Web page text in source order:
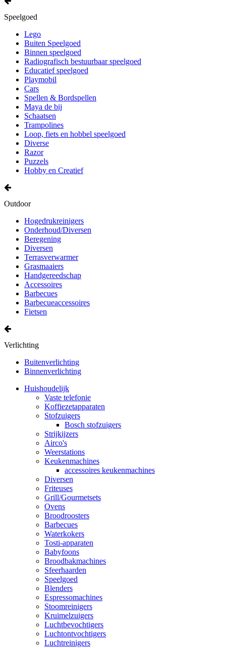
Speelgoed
Lego
Buiten Speelgoed
Binnen speelgoed
Radiografisch bestuurbaar speelgoed
Educatief speelgoed
Playmobil
Cars
Spellen & Bordspellen
Maya de bij
Schaatsen
Trampolines
Loop, fiets en hobbel speelgoed
Diverse
Razor
Puzzels
Hobby en Creatief
Outdoor
Hogedrukreinigers
Onderhoud/Diversen
Beregening
Diversen
Terrasverwarmer
Grasmaaiers
Handgereedschap
Accessoires
Barbecues
Barbecueaccessoires
Fietsen
Verlichting
Buitenverlichting
Binnenverlichting
Huishoudelijk
Vaste telefonie
Koffiezetapparaten
Stofzuigers
Bosch stofzuigers
Strijkijzers
Airco's
Weerstations
Keukenmachines
accessoires keukenmachines
Diversen
Friteuses
Grill/Gourmetsets
Ovens
Broodroosters
Barbecues
Waterkokers
Tosti-apparaten
Babyfoons
Broodbakmachines
Sfeerhaarden
Speelgoed
Blenders
Espressomachines
Stoomreinigers
Kruimelzuigers
Luchtbevochtigers
Luchtontvochtigers
Luchtreinigers